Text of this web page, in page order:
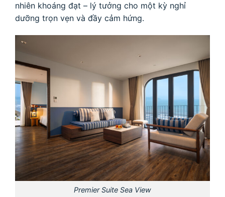
nhiên khoáng đạt – lý tưởng cho một kỳ nghỉ
dưỡng trọn vẹn và đầy cảm hứng.
Premier Suite Sea View